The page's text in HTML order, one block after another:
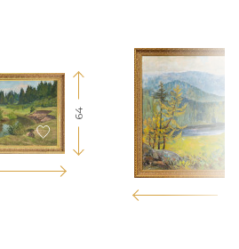
64